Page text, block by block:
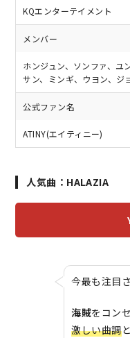
KQエンターテイメント
メンバー
ホンジュン、ソンファ、ユ
サン、ミンギ、ウヨン、ジ
公式ファン名
ATINY(エイティニー)
人気曲：HALAZIA
今最も注目
海賊をコン
激しい曲調